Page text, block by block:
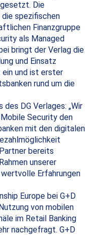
Die
spezifischen
Finanzgruppe
als Managed
bringt der Verlag die
und Einsatz
ein und ist erster
rund um die
DG Verlages: „Wir
Security den
mit den digitalen
bereits
unserer
Erfahrungen
Europe bei G+D
von mobilen
im Retail Banking
nachgefragt. G+D